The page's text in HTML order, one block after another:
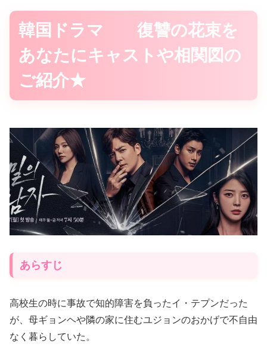
韓国ドラマ 復讐の花束を
あなたにキャストや相関図の
ご紹介★
あらすじ
高校生の時に事故で知的障害を負ったイ・テプンだった
が、母ギョンヘや隣の家に住むユジョンのおかげで不自由
なく暮らしていた。